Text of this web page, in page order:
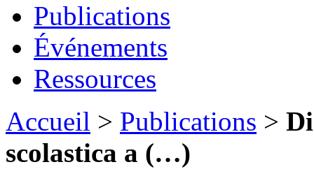
Publications
Événements
Ressources
Accueil > Publications >
scolastica a (…)